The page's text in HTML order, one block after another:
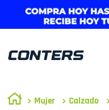
Mujer Calzado